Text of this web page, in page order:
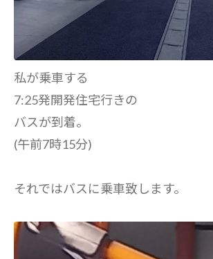
私が乗車する
7:25発開発住宅行きの
バスが到着。
(午前7時15分)
それではバスに乗車致します。